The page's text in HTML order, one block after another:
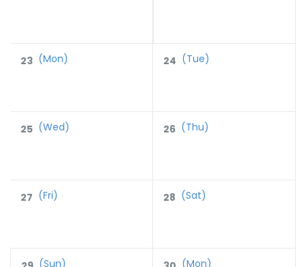
23 (Mon) 24 (Tue)
25 (Wed) 26 (Thu)
27 (Fri) 28 (Sat)
(Sun) (Mon)